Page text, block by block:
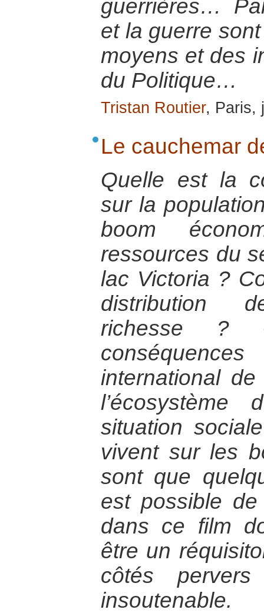
guerrières…
et la guerre
moyens et des
du Politique…
Tristan Routier, Paris,
Le cauchemar
Quelle est la
sur la
boom
ressources du
lac Victoria ?
distribution
richesse ?
international
situation
vivent sur les
sont que
est possible
dans ce film
être un
côtés pervers
insoutenable.